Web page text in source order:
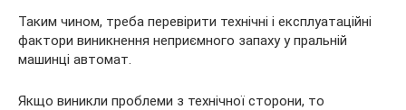
Таким чином, треба перевірити технічні і експлуатаційні
фактори виникнення неприємного запаху у пральній
машинці автомат.
Якщо виникли проблеми з технічної сторони, то